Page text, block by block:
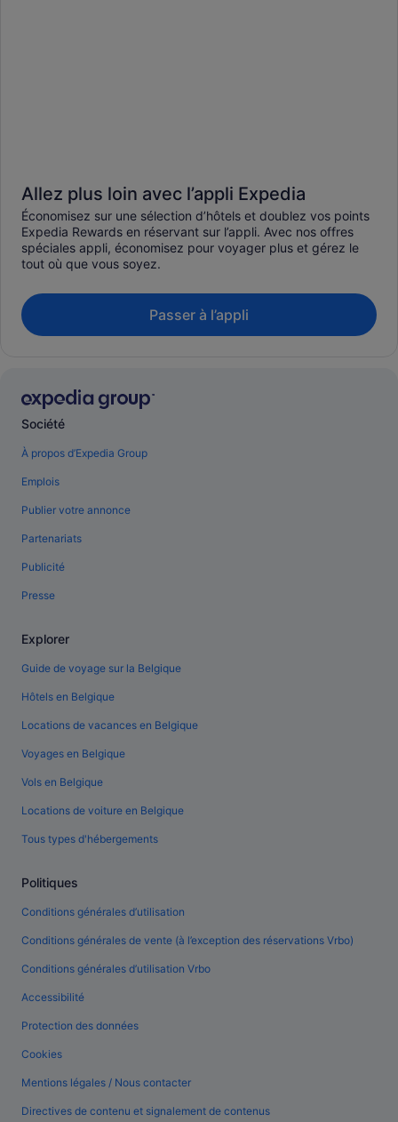
Allez plus loin avec l’appli Expedia
Économisez sur une sélection d’hôtels et doublez vos points
Expedia Rewards en réservant sur l’appli. Avec nos offres
spéciales appli, économisez pour voyager plus et gérez le
tout où que vous soyez.
Passer à l’appli
Société
À propos d’Expedia Group
Emplois
Publier votre annonce
Partenariats
Publicité
Presse
Explorer
Guide de voyage sur la Belgique
Hôtels en Belgique
Locations de vacances en Belgique
Voyages en Belgique
Vols en Belgique
Locations de voiture en Belgique
Tous types d'hébergements
Politiques
Conditions générales d’utilisation
Conditions générales de vente (à l’exception des réservations Vrbo)
Conditions générales d’utilisation Vrbo
Accessibilité
Protection des données
Cookies
Mentions légales / Nous contacter
Directives de contenu et signalement de contenus